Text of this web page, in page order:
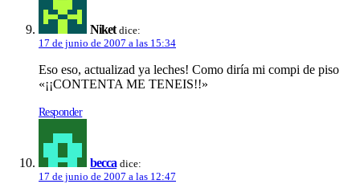
Niket dice:
17 de junio de 2007 a las 15:34
Eso eso, actualizad ya leches! Como dirí­a mi compi de piso
«¡¡CONTENTA ME TENEIS!!»
Responder
becca dice:
17 de junio de 2007 a las 12:47